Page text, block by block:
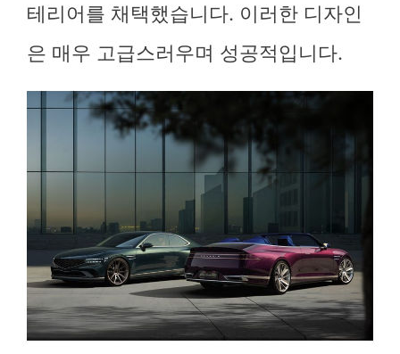
테리어를 채택했습니다. 이러한 디자인
은 매우 고급스러우며 성공적입니다.